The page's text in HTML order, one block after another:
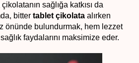
sağlığa katkısı da
bitter tablet çikolata alırken
önünde bulundurmak, hem lezzet
faydalarını maksimize eder.